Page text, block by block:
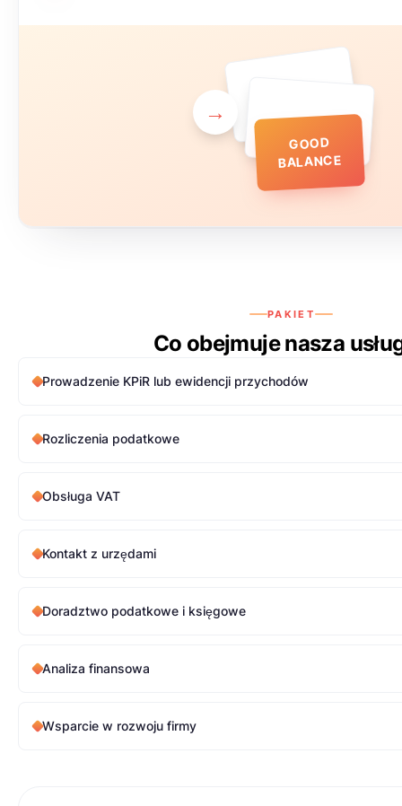
GOOD
BALANCE
→
PAKIET
Co obejmuje nasza
Prowadzenie KPiR lub ewidencji przychodów
Rozliczenia podatkowe
Obsługa VAT
Kontakt z urzędami
Doradztwo podatkowe i księgowe
Analiza finansowa
Wsparcie w rozwoju firmy